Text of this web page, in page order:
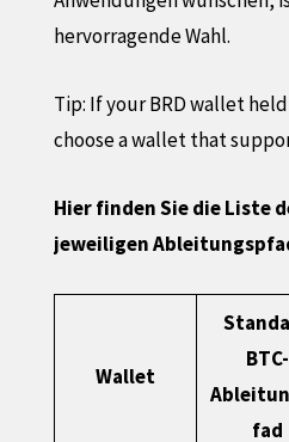
hervorragende Wahl.
Tip: If your BRD wallet held
choose a wallet that
Hier finden Sie die Liste
jeweiligen
Wallet
BTC-
fad